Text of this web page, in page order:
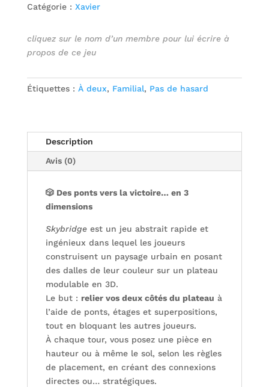
Catégorie : Xavier
cliquez sur le nom d’un membre pour lui écrire à
propos de ce jeu
Étiquettes : À deux, Familial, Pas de hasard
Description
Avis (0)
🎲 Des ponts vers la victoire… en 3
dimensions
Skybridgeest un jeu abstrait rapide et
ingénieux dans lequel les joueurs
construisent un paysage urbain en posant
des dalles de leur couleur sur un plateau
modulable en 3D.
Le but : relier vos deux côtés du plateau à
l’aide de ponts, étages et superpositions,
tout en bloquant les autres joueurs.
À chaque tour, vous posez une pièce en
hauteur ou à même le sol, selon les règles
de placement, en créant des connexions
directes ou… stratégiques.